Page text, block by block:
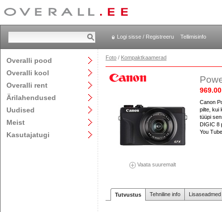
Logi sisse / Registreeru Tellimisinfo
Overalli pood
Overalli kool
Overalli rent
Ärilahendused
Uudised
Meist
Kasutajatugi
Foto / Kompaktkaamerad
Vaata suuremalt
Canon
pilte, kui
tüüpi
DIGIC 8
You
Tutvustus Tehniline info